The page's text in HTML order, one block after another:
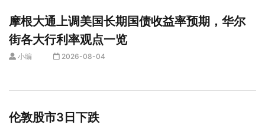
摩根大通上调美国长期国债收益率预期，华尔
街各大行利率观点一览
小编 2026-08-04
伦敦股市3日下跌